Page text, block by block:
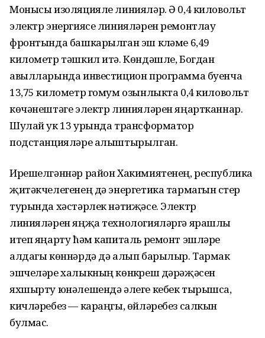
Монысы изоляцияле линияләр. Ә 0,4 киловольт
электр энергиясе линияләрен ремонтлау
фронтында башкарылган эш күләме 6,49
километр тәшкил итә. Көндәшле, Богдан
авылларында инвестицион программа буенча
13,75 километр гомум озынлыкта 0,4 киловольт
көчәнештәге электр линияләрен яңартканнар.
Шулай ук 13 урында трансформатор
подстанцияләре алыштырылган.
Ирешелгәннәр район Хакимиятенең, республика
җитәкчелегенең дә энергетика тармагын үстерү
турында хәстәрлек нәтиҗәсе. Электр
линияләрен яңҗа технологияләргә ярашлы
итеп яңарту ћәм капиталь ремонт эшләре
алдагы көннәрдә дә алып барылыр. Тармак
эшчеләре халыкның көнкүреш дәрәҗәсен
яхшырту юнәлешендә әлеге кебек тырышса,
кичләребез — караңгы, өйләребез салкын
булмас.